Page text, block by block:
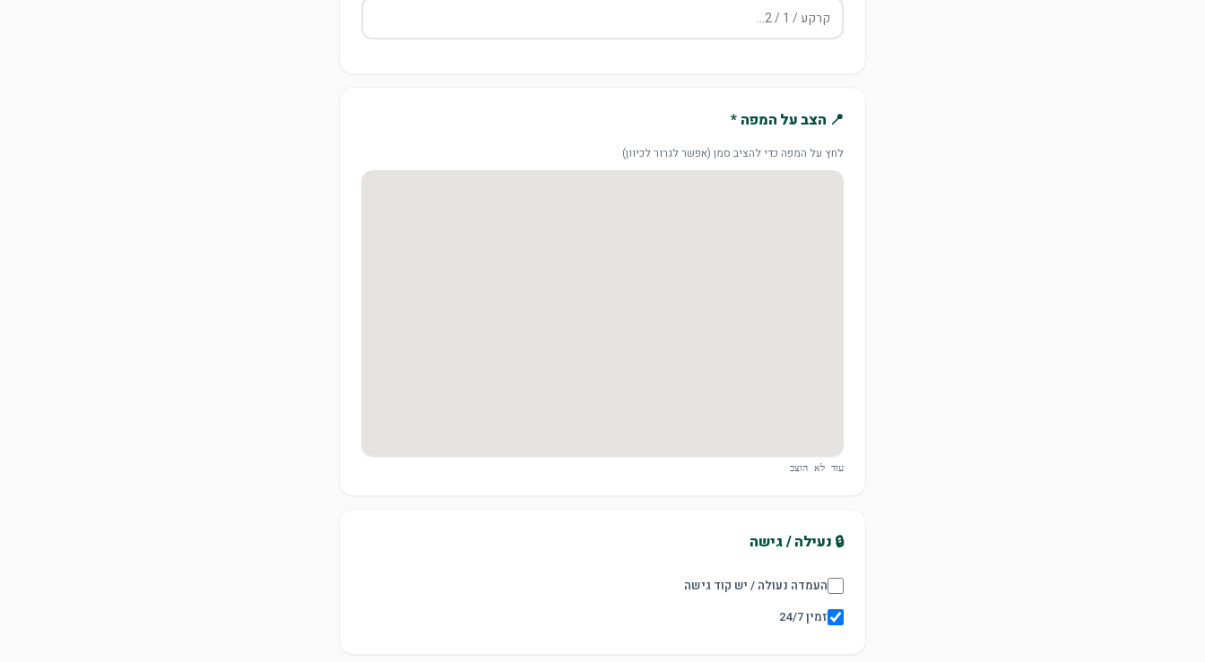
📍 הצב על המפה *
לחץ על המפה כדי להציב סמן (אפשר לגרור לכיוון)
עוד לא הוצב
🔒 נעילה / גישה
העמדה נעולה / יש קוד גישה
זמין 24/7